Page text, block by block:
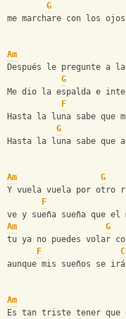
G
me marchare con los ojos
Am
Después le pregunte a
G
Me dio la espalda e
F
Hasta la luna sabe que
G
Hasta la luna sabe que
Am
G
Y vuela vuela por otro
F
ve y sueña sueña que el
Am
G
tu ya no puedes volar
F
C
aunque mis sueños se
Am
Es tan triste tener que